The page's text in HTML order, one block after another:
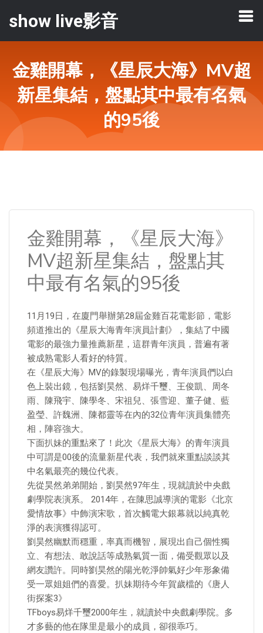
show live影音
金雞開幕，《星辰大海》MV超
新星集結，盤點其中最有名氣
的95後
金雞開幕，《星辰大海》
MV超新星集結，盤點其
中最有名氣的95後
11月19日，在廈門舉辦第28屆金雞百花電影節，電影
頻道推出的《星辰大海青年演員計劃》，集結了中國
電影的最強力量推薦新星，這群青年演員，普遍有著
被成熟電影人看好的特質。
在《星辰大海》MV的錄製現場曝光，青年演員們以白
色上裝出鏡，包括劉昊然、易烊千璽、王俊凱、周冬
雨、陳飛宇、陳學冬、宋祖兒、張雪迎、董子健、藍
盈瑩、許魏洲、陳都靈等在內的32位青年演員集體亮
相，陣容強大。
下面扒妹的重點來了！此次《星辰大海》的青年演員
中可謂是00後的流量新星代表，我們就來重點談談其
中名氣最亮的幾位代表。
先從昊然弟弟開始，劉昊然97年生，現就讀於中央戲
劇學院表演系。 2014年，在陳思誠導演的電影《北京
愛情故事》中飾演宋歌，首次觸電大銀幕就以純真乾
淨的表演獲得認可。
劉昊然幽默而穩重，率真而機智，展現出自己個性獨
立、有想法、敢說話等成熟氣質一面，備受觀眾以及
網友讚許。同時劉昊然的陽光乾淨帥氣好少年形象備
受一眾姐姐們的喜愛。扒妹期待今年賀歲檔的《唐人
街探案3》
TFboys易烊千璽2000年生，就讀於中央戲劇學院。多
才多藝的他在隊里是最小的成員，卻很乖巧。